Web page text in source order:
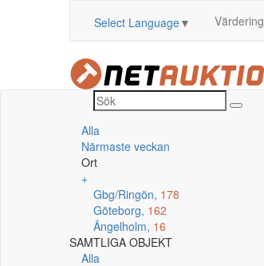
Select Language▼ Värdering
Alla
Närmaste veckan
Ort
+
Gbg/Ringön, 178
Göteborg, 162
Ängelholm, 16
SAMTLIGA OBJEKT
Alla